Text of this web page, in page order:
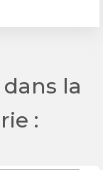
la
: